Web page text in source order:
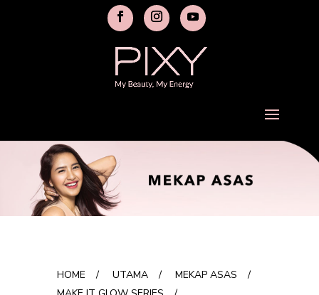
HOME / UTAMA / MEKAP ASAS
/